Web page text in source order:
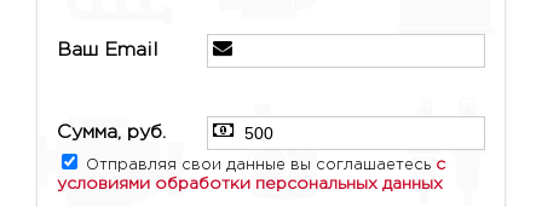
Ваш Email
Сумма, руб.
Отправляя свои данные вы соглашаетесь с
условиями обработки персональных данных